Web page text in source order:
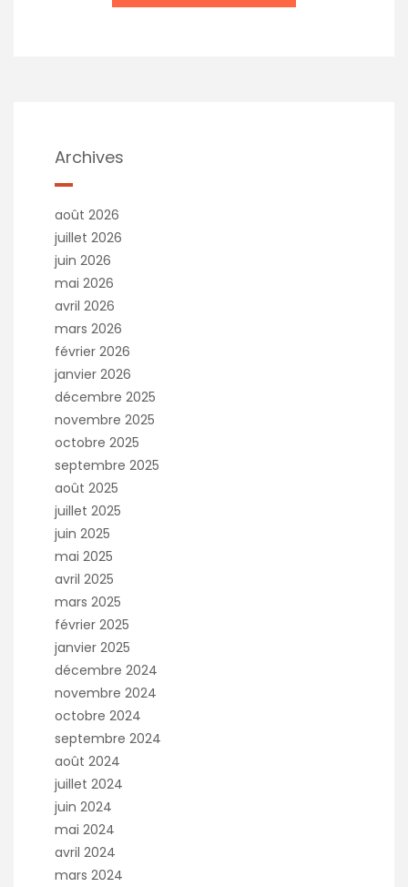
t
i
v
:
Archives
août 2026
juillet 2026
juin 2026
mai 2026
avril 2026
mars 2026
février 2026
janvier 2026
décembre 2025
novembre 2025
octobre 2025
septembre 2025
août 2025
juillet 2025
juin 2025
mai 2025
avril 2025
mars 2025
février 2025
janvier 2025
décembre 2024
novembre 2024
octobre 2024
septembre 2024
août 2024
juillet 2024
juin 2024
mai 2024
avril 2024
mars 2024